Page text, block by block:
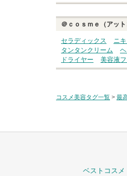
＠ｃｏｓｍｅ（アッ
セラディックス ニ
タンタンクリーム
ドライヤー
美容液
コスメ美容タグ一覧 > 最
ベストコスメ